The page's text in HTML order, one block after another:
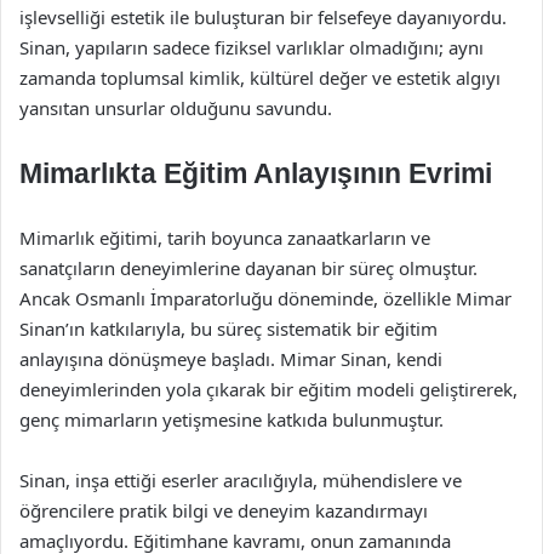
işlevselliği estetik ile buluşturan bir felsefeye dayanıyordu.
Sinan, yapıların sadece fiziksel varlıklar olmadığını; aynı
zamanda toplumsal kimlik, kültürel değer ve estetik algıyı
yansıtan unsurlar olduğunu savundu.
Mimarlıkta Eğitim Anlayışının Evrimi
Mimarlık eğitimi, tarih boyunca zanaatkarların ve
sanatçıların deneyimlerine dayanan bir süreç olmuştur.
Ancak Osmanlı İmparatorluğu döneminde, özellikle Mimar
Sinan’ın katkılarıyla, bu süreç sistematik bir eğitim
anlayışına dönüşmeye başladı. Mimar Sinan, kendi
deneyimlerinden yola çıkarak bir eğitim modeli geliştirerek,
genç mimarların yetişmesine katkıda bulunmuştur.
Sinan, inşa ettiği eserler aracılığıyla, mühendislere ve
öğrencilere pratik bilgi ve deneyim kazandırmayı
amaçlıyordu. Eğitimhane kavramı, onun zamanında